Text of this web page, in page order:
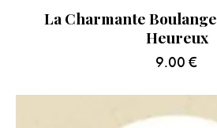
La Charmante
Heureux
9.00 €